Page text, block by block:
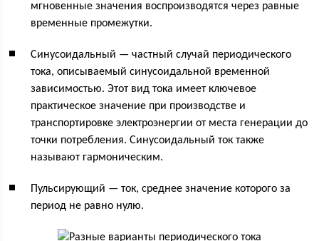
мгновенные значения воспроизводятся через равные
временные промежутки.
Синусоидальный — частный случай периодического
тока, описываемый синусоидальной временной
зависимостью. Этот вид тока имеет ключевое
практическое значение при производстве и
транспортировке электроэнергии от места генерации до
точки потребления. Синусоидальный ток также
называют гармоническим.
Пульсирующий — ток, среднее значение которого за
период не равно нулю.